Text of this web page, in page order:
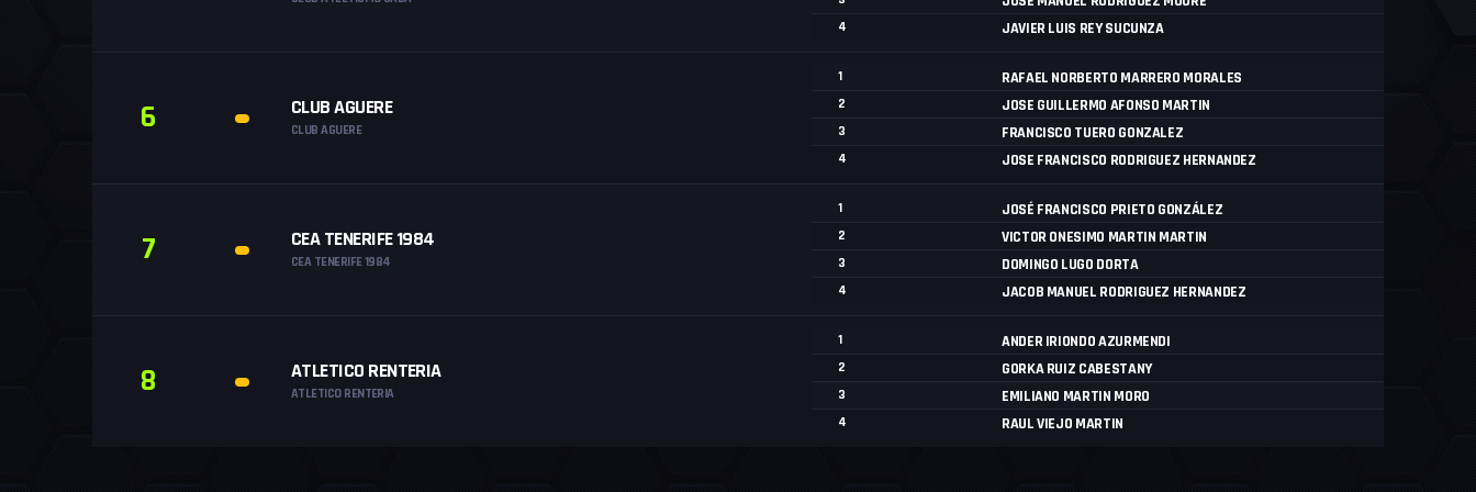
4 JAVIER LUIS REY SUCUNZA
6 CLUB AGUERE
CLUB AGUERE
1 RAFAEL NORBERTO MARRERO MORALES
2 JOSE GUILLERMO AFONSO MARTIN
3 FRANCISCO TUERO GONZALEZ
4 JOSE FRANCISCO RODRIGUEZ HERNANDEZ
7 CEA TENERIFE 1984
CEA TENERIFE 1984
1 JOSÉ FRANCISCO PRIETO GONZÁLEZ
2 VICTOR ONESIMO MARTIN MARTIN
3 DOMINGO LUGO DORTA
4 JACOB MANUEL RODRIGUEZ HERNANDEZ
8 ATLETICO RENTERIA
ATLETICO RENTERIA
1 ANDER IRIONDO AZURMENDI
2 GORKA RUIZ CABESTANY
3 EMILIANO MARTIN MORO
4 RAUL VIEJO MARTIN